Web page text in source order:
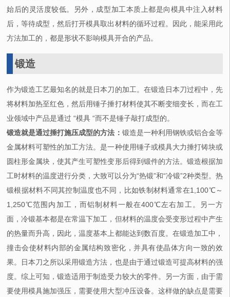
始后的灵活度较低。另外，成型加工本质上都是向模具中注入材料
后，等待成型，然后打开模具取出材料的循环过程。因此，能采用此
方法加工的，都是形状不影响模具开合的产品。
锻造
作为锻造工艺最知名的就是日本刀的加工。在锻造日本刀过程中，先
将材料加热至红色，然后用锤子捶打材料使其不断变细变长，而在工
业领域中产品是通过 “模具 “而不是锤子敲打成型的。
锻造就是通过捶打施压成型的方法： 锻造是一种利用钢铁或铝合金等
金属材料可塑性的加工方法。是一种使用锤子或模具大力捶打铸块或
圆柱形金属块，使其产生可塑性变形后得到锻件的方法。锻造根据加
工时材料的温度进行分类，大致可以分为“热锻”和“冷锻”2种类型。热
锻根据材料不同其控制温度也不同，比如铁制材料通常在1,100℃～
1,250℃范围内加工，而铝制材料一般在400℃左右加工。另一方
面，冷锻基本都是在常温下加工，但材料的温度会受变形过程中产生
的热量而升高，因此，温度基本上都能达到数百度。在锻造加工中，
撞击会使材料内部的金属结构致密化，并具有使晶体方向一致的效
果。日本刀之所以采用锻造方法，也是由于通过锻造可提高材料的强
度。综上可知，锻造适用于制造受力较大的零件。另一方面，由于需
要使用模具施加强压，需要使用大型冲压设备。这样做的缺点是需要